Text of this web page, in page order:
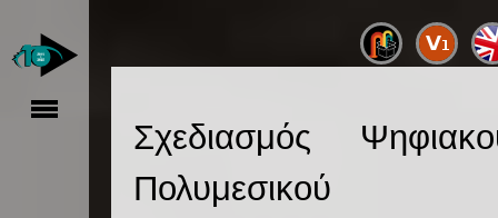
Σχεδιασμός
Πολυμεσικού